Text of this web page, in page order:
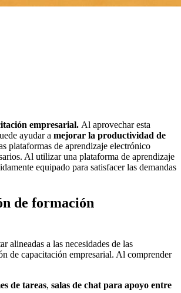
empresarial. Al aprovechar esta
ayudar a mejorar la productividad de
plataformas de aprendizaje electrónico
Al utilizar una plataforma de aprendizaje
equipado para satisfacer las demandas
de formación
alineadas a las necesidades de las
de capacitación empresarial. Al comprender
de tareas, salas de chat para apoyo entre